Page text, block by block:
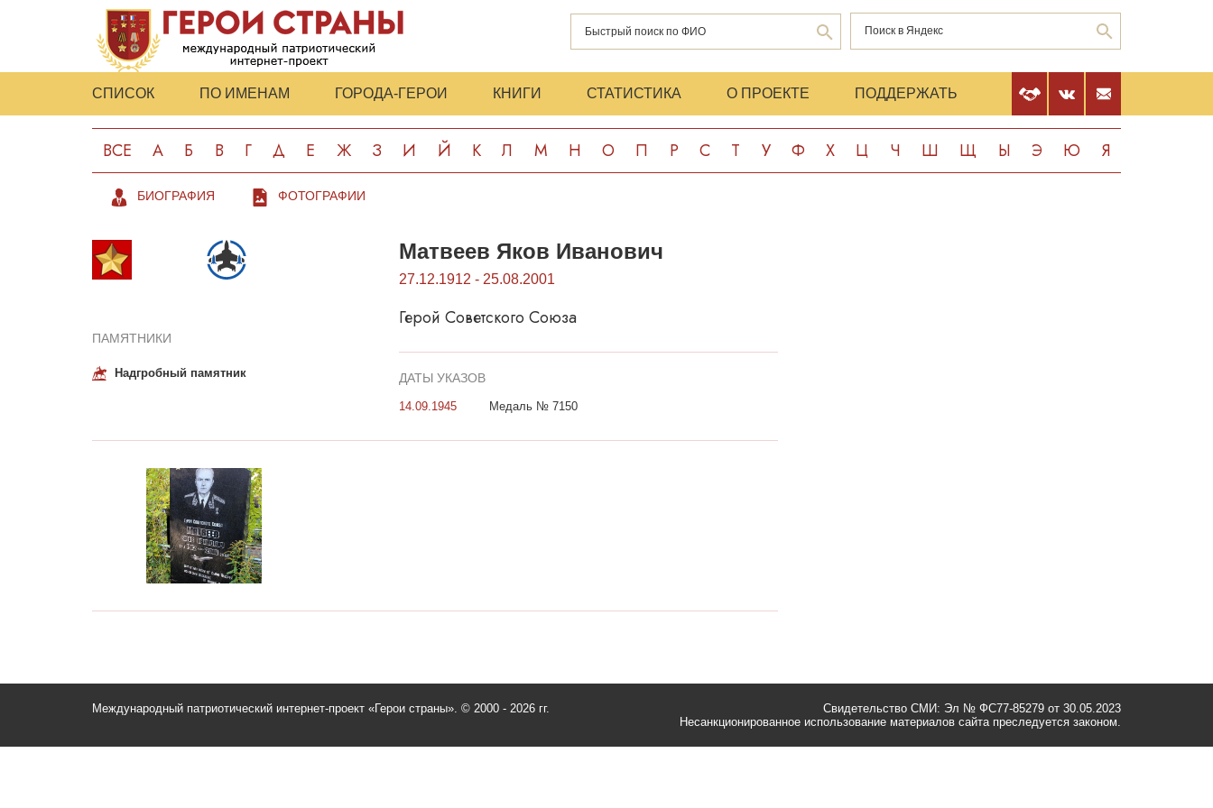
СПИСОК ПО ИМЕНАМ ГОРОДА-ГЕРОИ КНИГИ СТАТИСТИКА О ПРОЕКТЕ ПОДДЕРЖАТЬ
ВСЕ А Б В Г Д Е Ж З И Й К Л М Н О П Р С Т У Ф Х Ц Ч Ш Щ Ы Э Ю Я
БИОГРАФИЯ ФОТОГРАФИИ
ПАМЯТНИКИ
Надгробный памятник
Матвеев Яков Иванович
27.12.1912 - 25.08.2001
Герой Советского Союза
ДАТЫ УКАЗОВ
14.09.1945 Медаль № 7150
Международный патриотический интернет-проект «Герои страны». © 2000 - 2026 гг.
Свидетельство СМИ: Эл № ФС77-85279 от 30.05.2023
Несанкционированное использование материалов сайта преследуется законом.